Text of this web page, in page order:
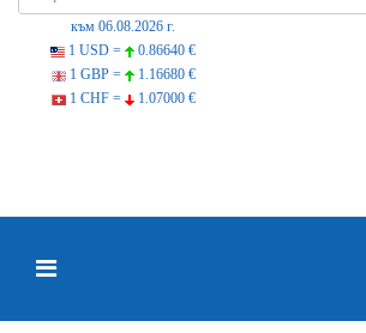
към 06.08.2026 г.
1 USD =
0.86640 €
1 GBP =
1.16680 €
1 CHF =
1.07000 €